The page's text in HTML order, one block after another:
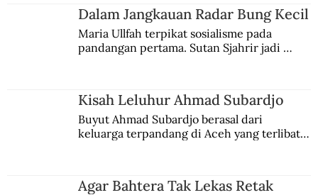
Jules Verne, Multatuli, hingga Sun Yat-sen.
Dalam Jangkauan Radar Bung Kecil
Maria Ullfah terpikat sosialisme pada
pandangan pertama. Sutan Sjahrir jadi
Kisah Leluhur Ahmad Subardjo
Buyut Ahmad Subardjo berasal dari
keluarga terpandang di Aceh yang terlibat
Agar Bahtera Tak Lekas Retak